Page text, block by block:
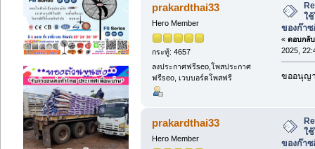
prakardthai33
Hero Member
กระทู้: 4657
ลงประกาศฟรีseo,โพสประกาศ
ฟรีseo, เวบบอร์ดโพสฟรี
ใ
ของก๊าซ
« ตอบกลั
2025,
ขออนุญ
prakardthai33
Hero Member
ใ
ของก๊าซ